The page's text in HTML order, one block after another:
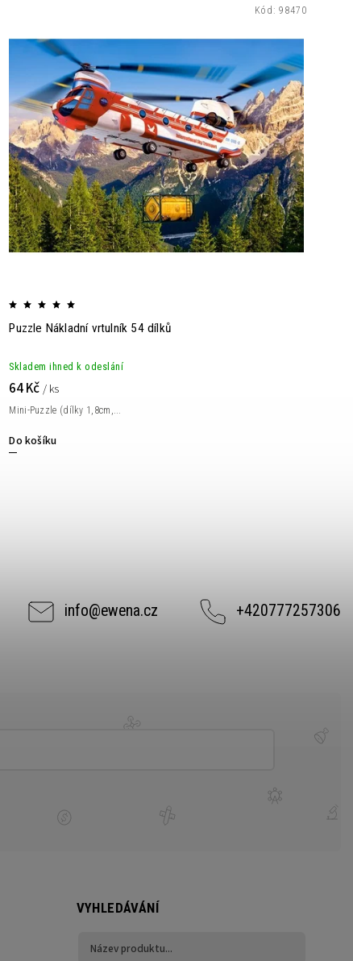
Puzzle Nákladní vrtulník 54 dílků
Skladem ihned k odeslání
64 Kč/ ks
Do košíku
Mini-Puzzle (dílky 1,8cm,...
Kód: 98470
info@ewena.cz +420777257306
VYHLEDÁVÁNÍ